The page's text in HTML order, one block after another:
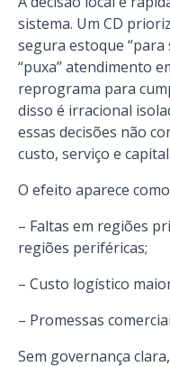
sistema. Um CD
segura estoque
“puxa” atendimento
reprograma para
disso é irracional
essas decisões não
custo, serviço e capital.
O efeito aparece
– Faltas em regiões
regiões periféricas;
– Custo logístico
– Promessas
Sem governança